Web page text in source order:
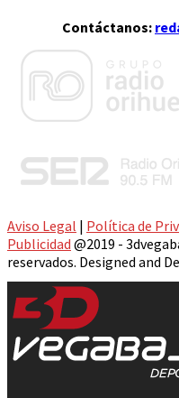
Contáctanos:
Aviso Legal | Política de
Publicidad @2019 -
reservados. Designed and